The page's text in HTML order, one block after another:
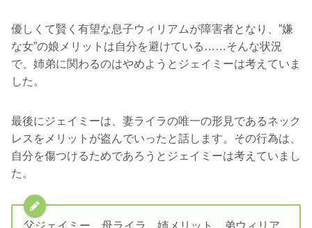
優しくて賢く有望な息子ウィリアムが障害者となり、”嫌
な女”の娘メリットは自分を避けている……そんな状況
で、姉弟に関わるのはやめようとジェイミーは考えていま
した。
最後にジェイミーは、妻ライラの唯一の形見であるネック
レスをメリットが盗んでいったと話します。その行為は、
自分を傷つけるためであろうとジェイミーは考えていまし
た。